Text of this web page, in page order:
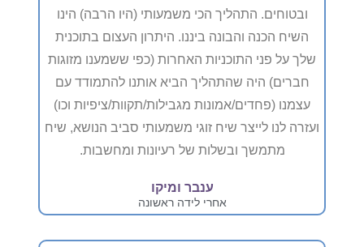
ובטוחים. התהליך הכי משמעותי (היו הרבה) הינו
השיח הכנה והבונה ביננו. היתרון העצום בתוכנית
שלך על פני התוכניות האחרות (כפי ששמענו מזוגות
חברים) היה שהתהליך הביא אותנו להתמודד עם
עצמנו (פחדים/אמונות מגבילות/תקוות/ציפיות וכו)
ועזרה לנו לייצר שיח זוגי משמעותי סביב הנושא, שיח
מתמשך ובשלות של רעיונות ומחשבות.
ענבר ומיקו
אחרי לידה ראשונה